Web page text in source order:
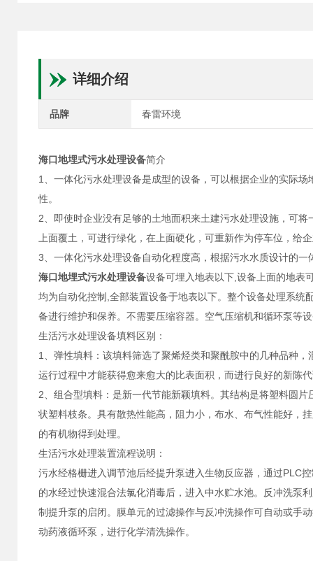
详细介绍
品牌 春雷环境
海口地埋式污水处理设备简介
1、一体化污水处理设备是成型的设备，可以根据企业的实际
性。
2、即使时企业没有足够的土地面积来土建污水处理设施，可
上面覆土，可进行绿化，在上面硬化，可重新作为停车位，给
3、一体化污水处理设备自动化程度高，根据污水水质设计的
海口地埋式污水处理设备设备可埋入地表以下,设备上面的地表
均为自动化控制,全部装置设备于地表以下。整个设备处理系
备进行维护和保养。不需要压缩容器。空气压缩机和循环泵等
生活污水处理设备填料区别：
1、弹性填料：该填料筛选了聚烯烃类和聚酰胺中的几种品种
运行过程中才能获得愈来愈大的比表面积，而进行良好的新陈
2、组合型填料：是新一代节能新颖填料。其结构是将塑料圆
状塑料枝条。具有散热性能高，阻力小，布水、布气性能好，
的有机物得到处理。
生活污水处理装置流程说明：
污水经格栅进入调节池后经提升泵进入生物反应器，通过PLC
的水经过快速混合法氯化消毒后，进入中水贮水池。反冲洗泵
制提升泵的启闭。膜单元的过滤操作与反冲洗操作可自动或手
动药液循环泵，进行化学清洗操作。